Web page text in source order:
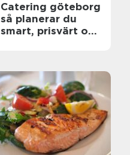
Catering göteborg
så planerar du
smart, prisvärt och